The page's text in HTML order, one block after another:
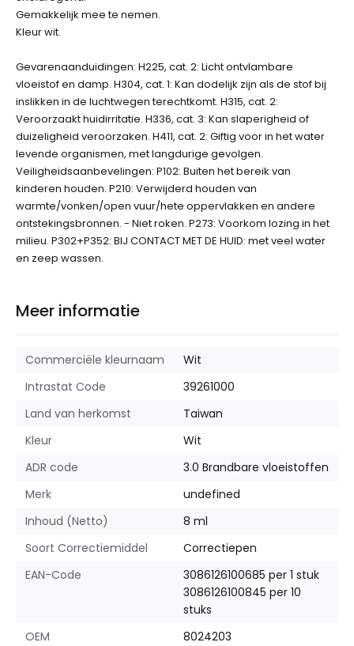
Gemakkelijk mee te nemen.
Kleur wit.
Gevarenaanduidingen: H225, cat. 2: Licht ontvlambare
vloeistof en damp. H304, cat. 1: Kan dodelijk zijn als de stof bij
inslikken in de luchtwegen terechtkomt. H315, cat. 2:
Veroorzaakt huidirritatie. H336, cat. 3: Kan slaperigheid of
duizeligheid veroorzaken. H411, cat. 2: Giftig voor in het water
levende organismen, met langdurige gevolgen.
Veiligheidsaanbevelingen: P102: Buiten het bereik van
kinderen houden. P210: Verwijderd houden van
warmte/vonken/open vuur/hete oppervlakken en andere
ontstekingsbronnen. - Niet roken. P273: Voorkom lozing in het
milieu. P302+P352: BIJ CONTACT MET DE HUID: met veel water
en zeep wassen.
Meer informatie
Commerciële kleurnaam
Wit
Intrastat Code
39261000
Land van herkomst
Taiwan
Kleur
Wit
ADR code
3.0 Brandbare vloeistoffen
Merk
undefined
Inhoud (Netto)
8 ml
Soort Correctiemiddel
Correctiepen
EAN-Code
3086126100685 per 1 stuk
3086126100845 per 10
stuks
OEM
8024203